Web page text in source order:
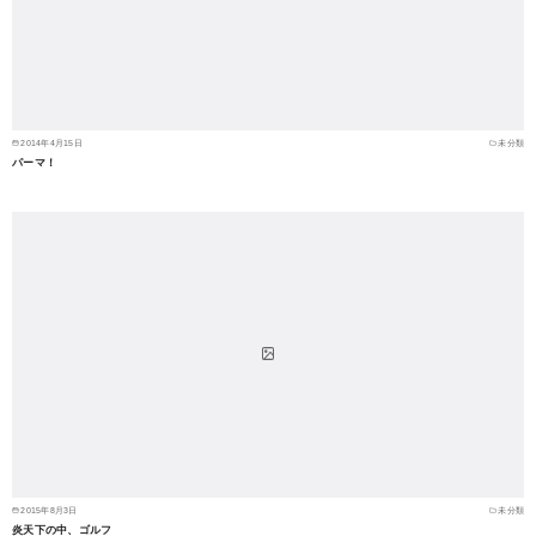
2014年4月15日 未分類
パーマ！
2015年8月3日 未分類
炎天下の中、ゴルフ